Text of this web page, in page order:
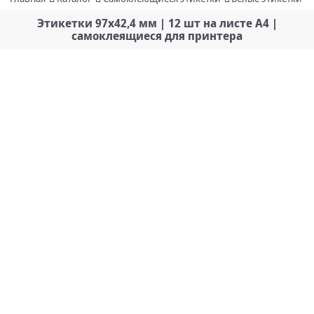
Этикетки 97х42,4 мм | 12 шт на листе А4 |
самоклеящиеся для принтера